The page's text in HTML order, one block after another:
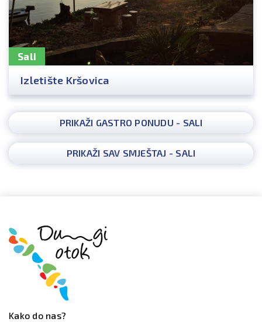
Sali
Izletište Kršovica
PRIKAŽI GASTRO PONUDU - SALI
PRIKAŽI SAV SMJEŠTAJ - SALI
Kako do nas?